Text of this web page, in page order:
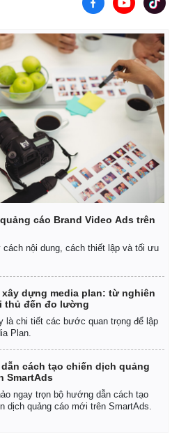
Giá vàng
Tiêu dùng
Tỷ giá
Chứng khoán
Giá cà phê
cáo Brand Video Ads trên
nội dung, cách thiết lập và tối ưu
dựng media plan: từ nghiên
thủ đến đo lường
là chi tiết các bước quan trọng để lập
Plan.
cách tạo chiến dịch quảng
SmartAds
ngay trọn bộ hướng dẫn cách tạo
dịch quảng cáo mới trên SmartAds.